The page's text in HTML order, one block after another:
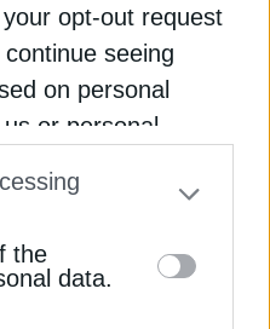
opt-out request
seeing
on personal
or personal
separately opt-out
on the IAB’s list
This
the
data.
τη ρύθμιση του ΥΠΕΝ